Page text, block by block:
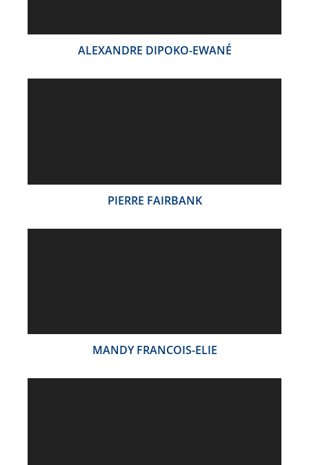
ALEXANDRE DIPOKO-EWANÉ
PIERRE FAIRBANK
MANDY FRANCOIS-ELIE